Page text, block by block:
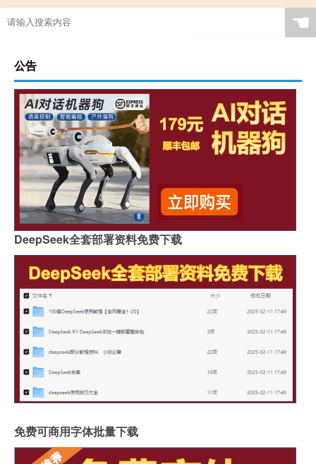
☚
公告
DeepSeek全套部署资料免费下载
免费可商用字体批量下载